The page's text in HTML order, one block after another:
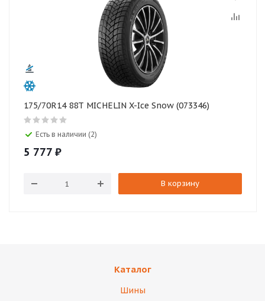
175/70R14 88T MICHELIN X-Ice Snow (073346)
Есть в наличии (2)
5 777 ₽
В корзину
Каталог
Шины